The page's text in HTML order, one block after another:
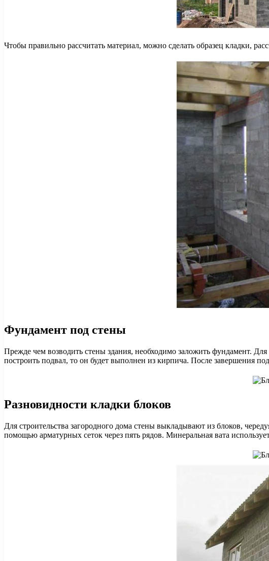
Чтобы правильно рассчитать материал, можно сделать образец кладки,
Фундамент под стены
Прежде чем возводить стены здания, необходимо заложить фундамент.
построить подвал, то он будет выполнен из кирпича. После завершения
Разновидности кладки блоков
Для строительства загородного дома стены выкладывают из блоков,
помощью арматурных сеток через пять рядов. Минеральная вата